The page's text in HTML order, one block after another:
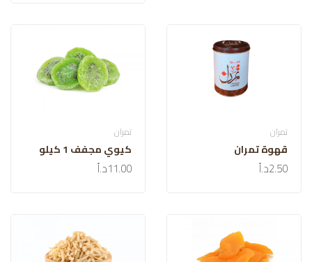
تمران
قهوة تمران
2.50د.أ
تمران
كيوي مجفف 1 كيلو
11.00د.أ